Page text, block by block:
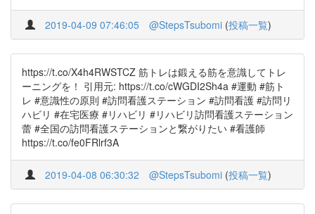
2019-04-09 07:46:05 @StepsTsubomi (投稿一覧)
https://t.co/X4h4RWSTCZ 筋トレは鍛える筋を意識してトレ
ーニングを！ 引用元: https://t.co/cWGDI2Sh4a #運動 #筋ト
レ #意識性の原則 #訪問看護ステーション #訪問看護 #訪問リ
ハビリ #在宅医療 #リハビリ #リハビリ訪問看護ステーション
蕾 #全国の訪問看護ステーションと繋がりたい #看護師
https://t.co/fe0FRlrf3A
2019-04-08 06:30:32 @StepsTsubomi (投稿一覧)